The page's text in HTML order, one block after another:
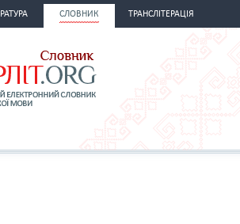
СЛОВНИК ТРАНСЛІТЕРАЦІЯ